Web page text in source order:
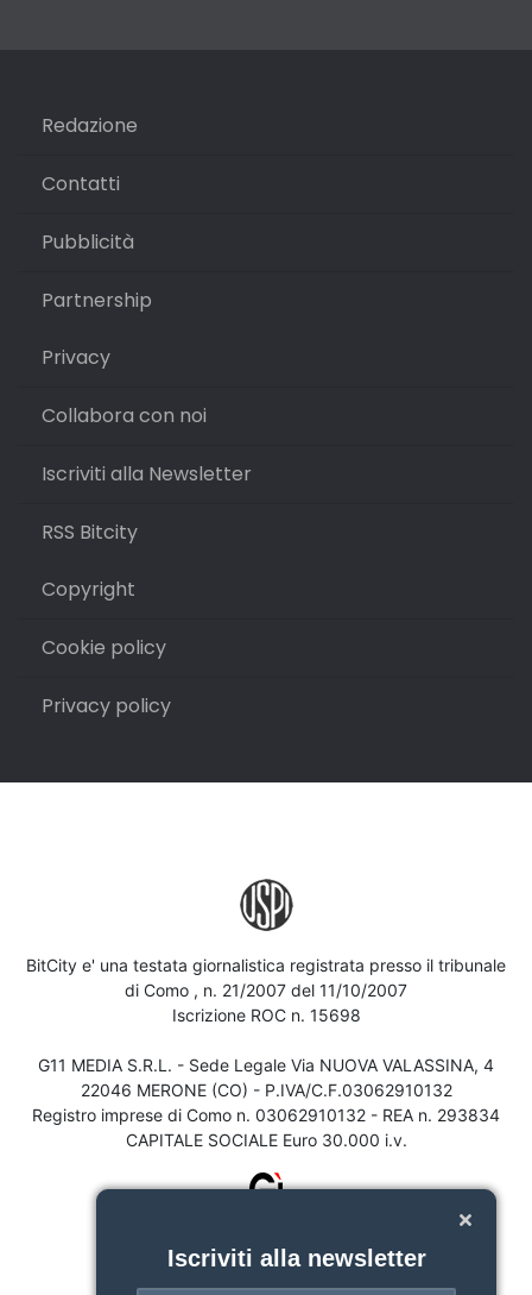
Redazione
Contatti
Pubblicità
Partnership
Privacy
Collabora con noi
Iscriviti alla Newsletter
RSS Bitcity
Copyright
Cookie policy
Privacy policy
BitCity e' una testata giornalistica registrata presso il tribunale
di Como , n. 21/2007 del 11/10/2007
Iscrizione ROC n. 15698
G11 MEDIA S.R.L. - Sede Legale Via NUOVA VALASSINA, 4
22046 MERONE (CO) - P.IVA/C.F.03062910132
Registro imprese di Como n. 03062910132 - REA n. 293834
CAPITALE SOCIALE Euro 30.000 i.v.
Iscriviti alla newsletter